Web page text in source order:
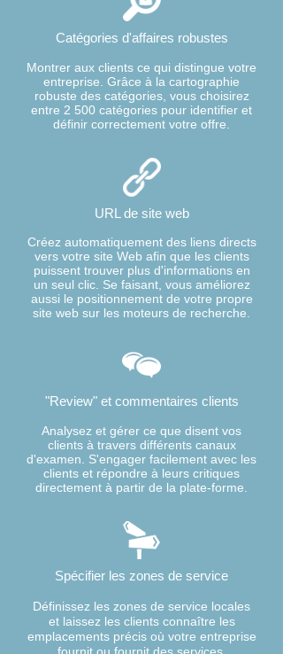
Catégories d'affaires robustes
Montrer aux clients ce qui distingue votre
entreprise. Grâce à la cartographie
robuste des catégories, vous choisirez
entre 2 500 catégories pour identifier et
définir correctement votre offre.
URL de site web
Créez automatiquement des liens directs
vers votre site Web afin que les clients
puissent trouver plus d'informations en
un seul clic. Se faisant, vous améliorez
aussi le positionnement de votre propre
site web sur les moteurs de recherche.
"Review" et commentaires clients
Analysez et gérer ce que disent vos
clients à travers différents canaux
d'examen. S'engager facilement avec les
clients et répondre à leurs critiques
directement à partir de la plate-forme.
Spécifier les zones de service
Définissez les zones de service locales
et laissez les clients connaître les
emplacements précis où votre entreprise